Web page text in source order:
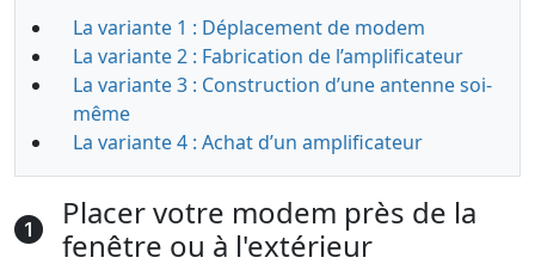
La variante 1 : Déplacement de modem
La variante 2 : Fabrication de l’amplificateur
La variante 3 : Construction d’une antenne soi-
même
La variante 4 : Achat d’un amplificateur
Placer votre modem près de la
fenêtre ou à l'extérieur